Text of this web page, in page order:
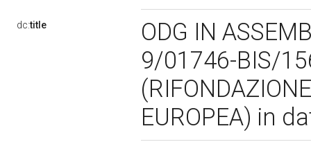
dc:title
ODG IN
9/01746-BIS/
EUROPEA) in